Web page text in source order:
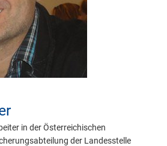
in der Österreichischen
der Landesstelle